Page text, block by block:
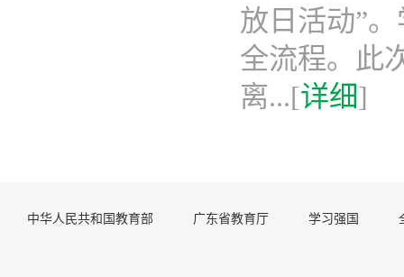
放日活动”
全流程。此
离...[详细]
中华人民共和国教育部 广东省教育厅 学习强国